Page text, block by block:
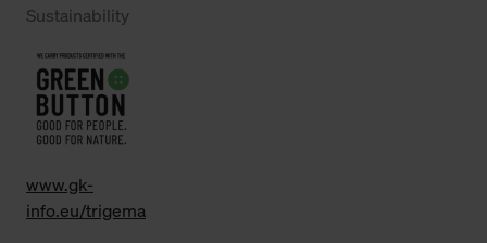
Sustainability
www.gk-
info.eu/trigema